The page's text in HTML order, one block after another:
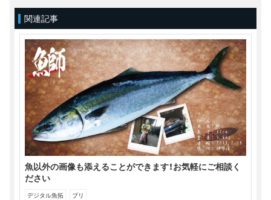
有
(新
し
い
ウ
ィ
ン
ド
ウ
で
開
き
ま
す)
リ
し
て
く
だ
さ
い
(新
し
い
ウ
ィ
ン
ド
ウ
で
開
き
ま
す)
ェ
し
い
ウ
ィ
ン
ド
ウ
で
開
き
ま
す)
関連記事
魚以外の画像も添えることができます！お気軽にご相談く
ださい
デジタル魚拓 ブリ